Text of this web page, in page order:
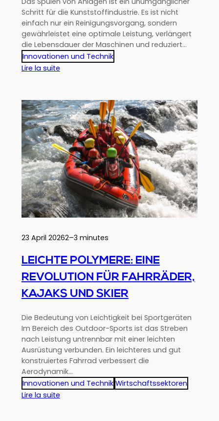
Schritt für die Kunststoffindustrie. Es ist nicht
einfach nur ein Reinigungsvorgang, sondern
gewährleistet eine optimale Leistung, verlängert
die Lebensdauer der Maschinen und reduziert…
Innovationen und Technik
Lire la suite:
Ihre
Maschinen:
Warum
und
wie
effektiv
spülen?
23 April 20262–3 minutes
LEICHTE POLYMERE: EINE
REVOLUTION FÜR FAHRRÄDER,
KAJAKS UND SKIER
Die Bedeutung von Leichtigkeit bei Sportgeräten
Im Bereich des Outdoor-Sports ist das Streben
nach Leistung untrennbar mit einer leichten
Ausrüstung verbunden. Ein leichteres und gut
konstruiertes Fahrrad verbessert die
Aerodynamik…
Innovationen und Technik Wirtschaftssektoren
Lire la suite: